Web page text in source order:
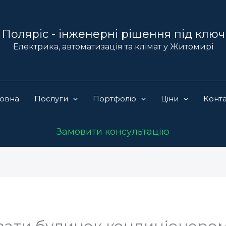
Поляріс - інженерні рішення під ключ
Електрика, автоматизація та клімат у Житомирі
Послуги Портфоліо Ціни
Замовити консультацію